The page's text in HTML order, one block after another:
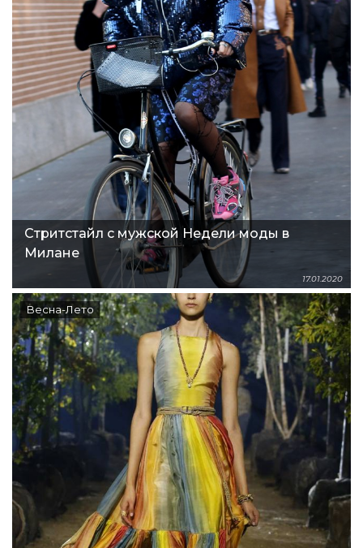
Стритстайл с мужской Недели моды в
Милане
17.01.2020
Весна-Лето